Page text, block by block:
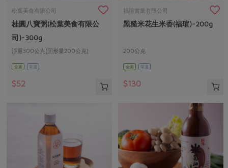
松葉美食有限公司
桂圓八寶粥(松葉美食有限公
司)-300g
淨重300公克(固形量200公克)
全素 常溫
$52
福瑄實業有限公司
黑糙米花生米香(福瑄)-200g
200公克
全素 常溫
$130